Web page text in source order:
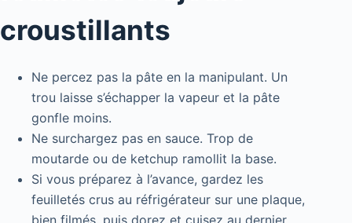
croustillants
Ne percez pas la pâte en la manipulant. Un
trou laisse s’échapper la vapeur et la pâte
gonfle moins.
Ne surchargez pas en sauce. Trop de
moutarde ou de ketchup ramollit la base.
Si vous préparez à l’avance, gardez les
feuilletés crus au réfrigérateur sur une plaque,
bien filmés, puis dorez et cuisez au dernier